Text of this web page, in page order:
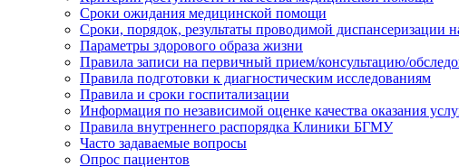
Сроки ожидания медицинской помощи
Сроки, порядок, результаты проводимой диспансеризации
Параметры здорового образа жизни
Правила записи на первичный прием/консультацию/
Правила подготовки к диагностическим исследованиям
Правила и сроки госпитализации
Информация по независимой оценке качества оказания
Правила внутреннего распорядка Клиники БГМУ
Часто задаваемые вопросы
Опрос пациентов